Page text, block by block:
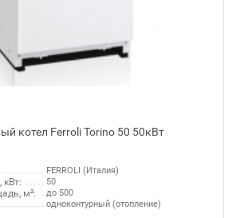
котел Ferroli Torino 50 50кВт
FERROLI (Италия)
50
м²: до 500
одноконтурный (отопление)